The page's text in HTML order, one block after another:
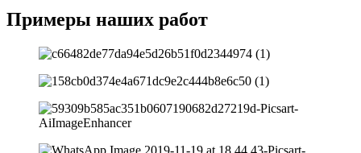
Примеры наших работ